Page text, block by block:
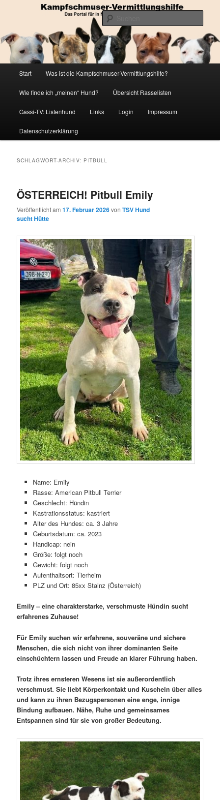
springen
springenKampfschmuser-Vermittlungshilfe
Die Datenbank für in Not geratene Listenhunde
Start Was ist die Kampfschmuser-Vermittlungshilfe?
Wie finde ich „meinen“ Hund? Übersicht Rasselisten
Gassi-TV: Listenhund Links Login Impressum
Datenschutzerklärung
SCHLAGWORT-ARCHIV: PITBULL
ÖSTERREICH! Pitbull Emily
Veröffentlicht am17. Februar 2026vonTSV Hund
sucht Hütte
Name: Emily
Rasse: American Pitbull Terrier
Geschlecht: Hündin
Kastrationsstatus: kastriert
Alter des Hundes: ca. 3 Jahre
Geburtsdatum: ca. 2023
Handicap: nein
Größe: folgt noch
Gewicht: folgt noch
Aufenthaltsort: Tierheim
PLZ und Ort: 85xx Stainz (Österreich)
Emily – eine charakterstarke, verschmuste Hündin sucht
erfahrenes Zuhause!
Für Emily suchen wir erfahrene, souveräne und sichere
Menschen, die sich nicht von ihrer dominanten Seite
einschüchtern lassen und Freude an klarer Führung haben.
Trotz ihres ernsteren Wesens ist sie außerordentlich
verschmust. Sie liebt Körperkontakt und Kuscheln über alles
und kann zu ihren Bezugspersonen eine enge, innige
Bindung aufbauen. Nähe, Ruhe und gemeinsames
Entspannen sind für sie von großer Bedeutung.